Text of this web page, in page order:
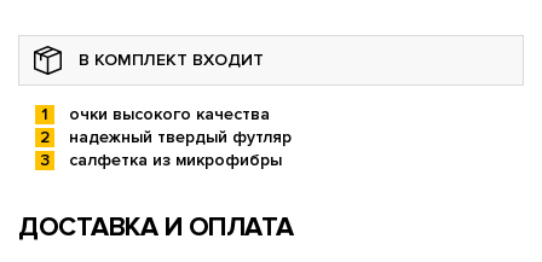
В КОМПЛЕКТ ВХОДИТ
очки высокого качества
надежный твердый футляр
салфетка из микрофибры
ДОСТАВКА И ОПЛАТА